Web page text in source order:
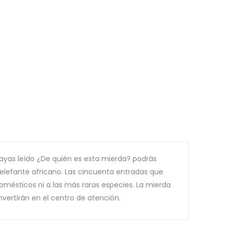
leído ¿De quién es esta mierda? podrás
africano. Las cincuenta entradas que
ni a las más raras especies. La mierda
en el centro de atención.